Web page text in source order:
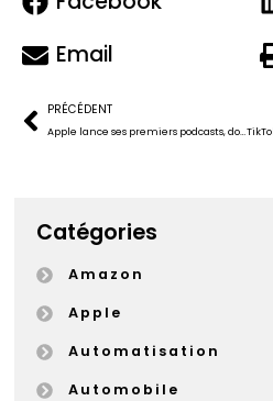
Email
PRÉCÉDENT
Apple lance ses premiers podcasts, dont un bulletin d’information quotidien
Catégories
Amazon
Apple
Automatisation
Automobile